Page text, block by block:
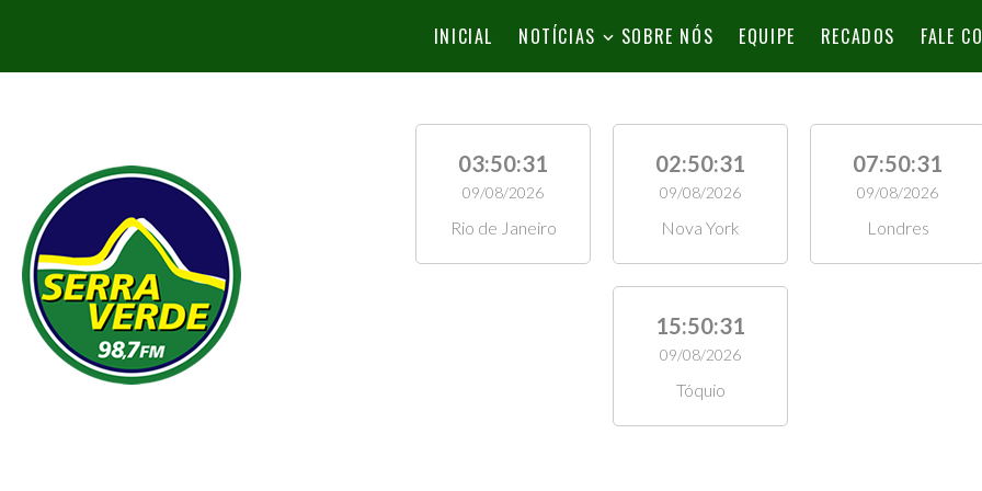
INICIAL NOTÍCIAS SOBRE NÓS EQUIPE RECADOS FALE
03:50:32
09/08/2026
Rio de Janeiro
02:50:32
09/08/2026
Nova York
07:50:32
09/08/2026
Londres
15:50:32
09/08/2026
Tóquio